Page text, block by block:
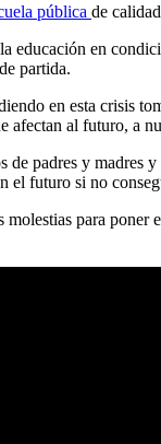
pública de
educación en
partida.
en esta crisis
afectan al futuro, a
de padres y madres
el futuro si no
molestias para